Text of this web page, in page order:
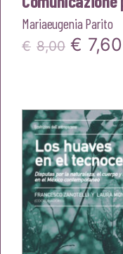
Mariaeugenia Parito
€ 8,00 Il
era:
€8,00.
€ 7,60